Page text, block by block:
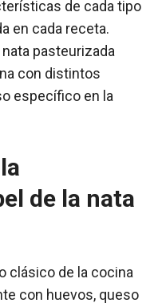
de cada tipo
en cada receta.
pasteurizada
con distintos
específico en la
de la nata
clásico de la cocina
con huevos, queso